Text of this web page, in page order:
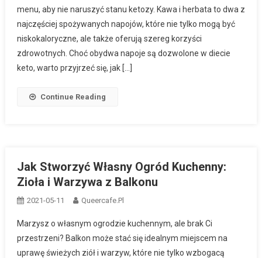
menu, aby nie naruszyć stanu ketozy. Kawa i herbata to dwa z
najczęściej spożywanych napojów, które nie tylko mogą być
niskokaloryczne, ale także oferują szereg korzyści
zdrowotnych. Choć obydwa napoje są dozwolone w diecie
keto, warto przyjrzeć się, jak […]
Continue Reading
Jak Stworzyć Własny Ogród Kuchenny:
Zioła i Warzywa z Balkonu
2021-05-11 Queercafe.pl
Marzysz o własnym ogrodzie kuchennym, ale brak Ci
przestrzeni? Balkon może stać się idealnym miejscem na
uprawę świeżych ziół i warzyw, które nie tylko wzbogacą